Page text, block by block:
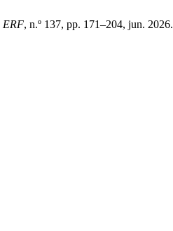
ERF, n.º 137, pp. 171–204, jun. 2026.